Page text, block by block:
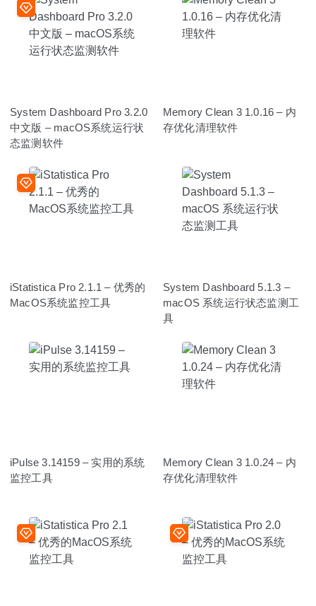
System Dashboard Pro 3.2.0
中文版 – macOS系统运行状
态监测软件
Memory Clean 3 1.0.16 – 内
存优化清理软件
iStatistica Pro 2.1.1 – 优秀的
MacOS系统监控工具
System Dashboard 5.1.3 –
macOS 系统运行状态监测工
具
iPulse 3.14159 – 实用的系统
监控工具
Memory Clean 3 1.0.24 – 内
存优化清理软件